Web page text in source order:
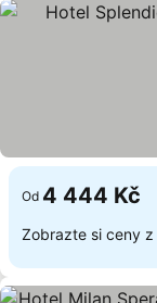
Od 4 444 Kč
Zobrazte si ceny z